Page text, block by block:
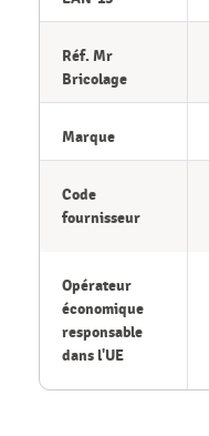
Réf. Mr
Bricolage
Marque
Code
fournisseur
Opérateur
économique
responsable
dans l'UE